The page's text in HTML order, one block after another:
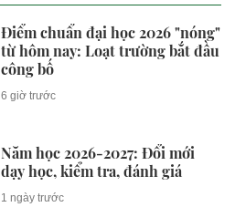
Điểm chuẩn đại học 2026 "nóng"
từ hôm nay: Loạt trường bắt đầu
công bố
6 giờ trước
Năm học 2026-2027: Đổi mới
dạy học, kiểm tra, đánh giá
1 ngày trước